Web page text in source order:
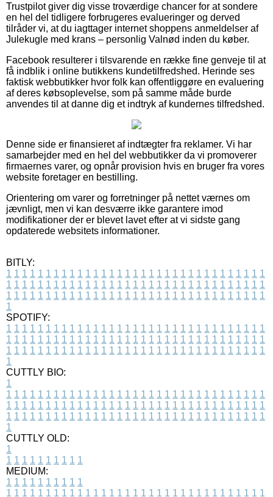
Trustpilot giver dig visse troværdige chancer for at sondere
en hel del tidligere forbrugeres evalueringer og derved
tilråder vi, at du iagttager internet shoppens anmeldelser af
Julekugle med krans – personlig Valnød inden du køber.
Facebook resulterer i tilsvarende en række fine genveje til at
få indblik i online butikkens kundetilfredshed. Herinde ses
faktisk webbutikker hvor folk kan offentliggøre en evaluering
af deres købsoplevelse, som på samme måde burde
anvendes til at danne dig et indtryk af kundernes tilfredshed.
Denne side er finansieret af indtægter fra reklamer. Vi har
samarbejder med en hel del webbutikker da vi promoverer
firmaernes varer, og opnår provision hvis en bruger fra vores
website foretager en bestilling.
Orientering om varer og forretninger på nettet værnes om
jævnligt, men vi kan desværre ikke garantere imod
modifikationer der er blevet lavet efter at vi sidste gang
opdaterede websitets informationer.
BITLY:
1 1 1 1 1 1 1 1 1 1 1 1 1 1 1 1 1 1 1 1 1 1 1 1 1 1 1 1 1 1 1 1 1
1 1 1 1 1 1 1 1 1 1 1 1 1 1 1 1 1 1 1 1 1 1 1 1 1 1 1 1 1 1 1 1 1
1 1 1 1 1 1 1 1 1 1 1 1 1 1 1 1 1 1 1 1 1 1 1 1 1 1 1 1 1 1 1 1 1
1
SPOTIFY:
1 1 1 1 1 1 1 1 1 1 1 1 1 1 1 1 1 1 1 1 1 1 1 1 1 1 1 1 1 1 1 1 1
1 1 1 1 1 1 1 1 1 1 1 1 1 1 1 1 1 1 1 1 1 1 1 1 1 1 1 1 1 1 1 1 1
1 1 1 1 1 1 1 1 1 1 1 1 1 1 1 1 1 1 1 1 1 1 1 1 1 1 1 1 1 1 1 1 1
1
CUTTLY BIO:
1
1 1 1 1 1 1 1 1 1 1 1 1 1 1 1 1 1 1 1 1 1 1 1 1 1 1 1 1 1 1 1 1 1
1 1 1 1 1 1 1 1 1 1 1 1 1 1 1 1 1 1 1 1 1 1 1 1 1 1 1 1 1 1 1 1 1
1 1 1 1 1 1 1 1 1 1 1 1 1 1 1 1 1 1 1 1 1 1 1 1 1 1 1 1 1 1 1 1 1
1
CUTTLY OLD:
1
1 1 1 1 1 1 1 1 1 1
MEDIUM:
1 1 1 1 1 1 1 1 1 1
1 1 1 1 1 1 1 1 1 1 1 1 1 1 1 1 1 1 1 1 1 1 1 1 1 1 1 1 1 1 1 1 1